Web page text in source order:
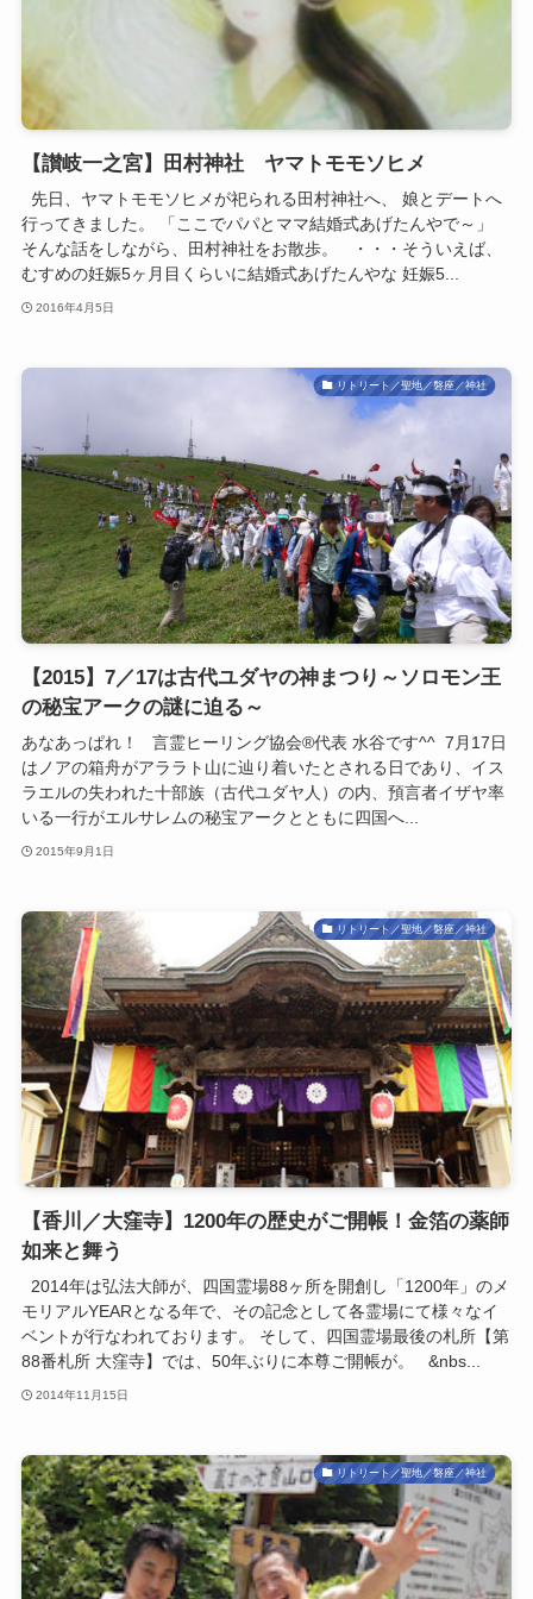
【讃岐一之宮】田村神社 ヤマトモモソヒメ
先日、ヤマトモモソヒメが祀られる田村神社へ、 娘とデートへ
行ってきました。 「ここでパパとママ結婚式あげたんやで～」
そんな話をしながら、田村神社をお散歩。 ・・・そういえば、
むすめの妊娠5ヶ月目くらいに結婚式あげたんやな 妊娠5...
2016年4月5日
リトリート／聖地／磐座／神社
【2015】7／17は古代ユダヤの神まつり～ソロモン王
の秘宝アークの謎に迫る～
あなあっぱれ！ 言霊ヒーリング協会®代表 水谷です^^ 7月17日
はノアの箱舟がアララト山に辿り着いたとされる日であり、イス
ラエルの失われた十部族（古代ユダヤ人）の内、預言者イザヤ率
いる一行がエルサレムの秘宝アークとともに四国へ...
2015年9月1日
リトリート／聖地／磐座／神社
【香川／大窪寺】1200年の歴史がご開帳！金箔の薬師
如来と舞う
2014年は弘法大師が、四国霊場88ヶ所を開創し「1200年」のメ
モリアルYEARとなる年で、その記念として各霊場にて様々なイ
ベントが行なわれております。 そして、四国霊場最後の札所【第
88番札所 大窪寺】では、50年ぶりに本尊ご開帳が。 &nbs...
2014年11月15日
リトリート／聖地／磐座／神社